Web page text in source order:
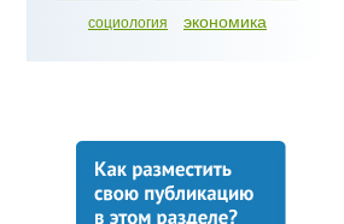
социология
экономика